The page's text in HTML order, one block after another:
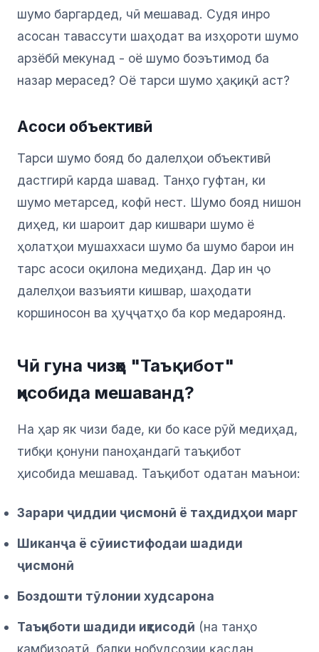
шумо баргардед, чӣ мешавад. Судя инро
асосан тавассути шаҳодат ва изҳороти шумо
арзёбӣ мекунад - оё шумо боэътимод ба
назар мерасед? Оё тарси шумо ҳақиқӣ аст?
Асоси объективӣ
Тарси шумо бояд бо далелҳои объективӣ
дастгирӣ карда шавад. Танҳо гуфтан, ки
шумо метарсед, кофӣ нест. Шумо бояд нишон
диҳед, ки шароит дар кишвари шумо ё
ҳолатҳои мушаххаси шумо ба шумо барои ин
тарс асоси оқилона медиҳанд. Дар ин ҷо
далелҳои вазъияти кишвар, шаҳодати
коршиносон ва ҳуҷҷатҳо ба кор медароянд.
Чӣ гуна чизҳо "Таъқибот"
ҳисобида мешаванд?
На ҳар як чизи баде, ки бо касе рӯй медиҳад,
тибқи қонуни паноҳандагӣ таъқибот
ҳисобида мешавад. Таъқибот одатан маънои:
Зарари ҷиддии ҷисмонӣ ё таҳдидҳои марг
Шиканҷа ё сӯиистифодаи шадиди
ҷисмонӣ
Боздошти тӯлонии худсарона
Таъқиботи шадиди иқтисодӣ (на танҳо
камбизоатӣ, балки нобудсозии қасдан